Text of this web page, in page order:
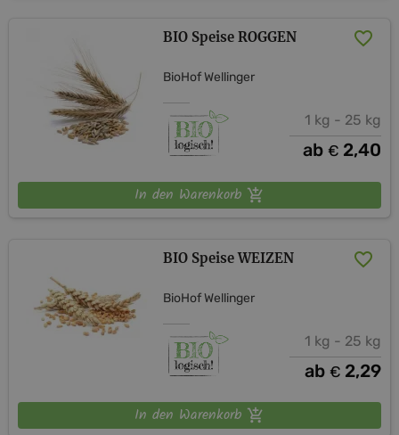
BIO Speise ROGGEN
BioHof Wellinger
1 kg - 25 kg
ab € 2,40
In den Warenkorb
BIO Speise WEIZEN
BioHof Wellinger
1 kg - 25 kg
ab € 2,29
In den Warenkorb